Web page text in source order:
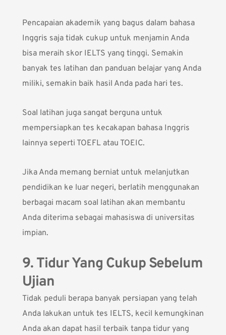
Pencapaian akademik yang bagus dalam bahasa
Inggris saja tidak cukup untuk menjamin Anda
bisa meraih skor IELTS yang tinggi. Semakin
banyak tes latihan dan panduan belajar yang Anda
miliki, semakin baik hasil Anda pada hari tes.
Soal latihan juga sangat berguna untuk
mempersiapkan tes kecakapan bahasa Inggris
lainnya seperti TOEFL atau TOEIC.
Jika Anda memang berniat untuk melanjutkan
pendidikan ke luar negeri, berlatih menggunakan
berbagai macam soal latihan akan membantu
Anda diterima sebagai mahasiswa di universitas
impian.
9. Tidur Yang Cukup Sebelum
Ujian
Tidak peduli berapa banyak persiapan yang telah
Anda lakukan untuk tes IELTS, kecil kemungkinan
Anda akan dapat hasil terbaik tanpa tidur yang